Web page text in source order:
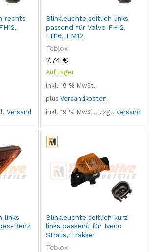
rechts
Versand
Blinkleuchte seitlich links
passend für Volvo FH12,
FH16, FM12
Teblox
7,74 €
Auf Lager
inkl. 19 % MwSt.
plus Versandkosten
inkl. 19 % MwSt., zzgl. Versand
links
Benz
Blinkleuchte seitlich kurz
links passend für Iveco
Stralis, Trakker
Teblox